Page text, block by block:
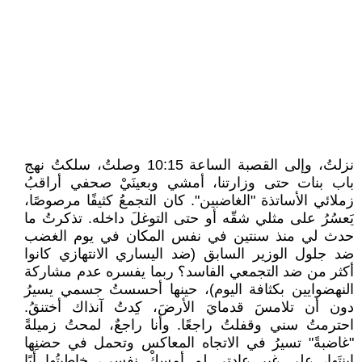
نزلتُ، وإلى القصبة الساعة 10:15 وصلتُ، سلكتُ نهج
باب بنات حتى وزارتنا، أمشي وبعينَيْ صحفي أراقبُ
زملائي الأساتذة "الغاضبين". كان التجمعُ كثيفًا مرصوصًا،
يَعسُرُ على مثلي شقّه أو حتى التوغلَ داخله. تذكرتُ ما
حدث لي منذ سنتين في نفس المكان في يوم الغضب
ضد جلول الوزير السابق (ضد اليساري الانتهازي كانوا
أكثر من ضد التجمعي الفاسد؟ ربما يفسره عدم مشاركة
النهضوايين بكثافة اليوم)، حينها أحسستُ جسمي يسيرُ
دون أن تلامسَ قدمايَ الأرضَ، كِدتُ آنذاك أختنقُ.
احترمتُ سني وقفلتُ راجعًا. وأنا راجعٌ، لمحتُ زميلةً
"غاضبةً" تسيرُ في الاتجاه المعاكس وتحمل في حضنِها